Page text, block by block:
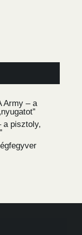
Army – a
a pisztoly,